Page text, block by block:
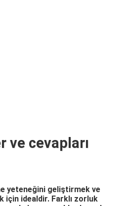
ve cevapları
yeteneğini geliştirmek ve
için idealdir. Farklı zorluk